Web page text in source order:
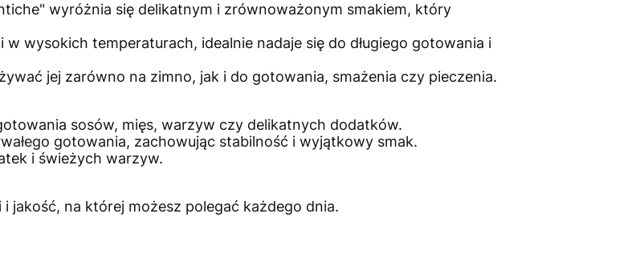
wyróżnia się delikatnym i zrównoważonym smakiem, który
wysokich temperaturach, idealnie nadaje się do długiego gotowania i
jej zarówno na zimno, jak i do gotowania, smażenia czy pieczenia.
sosów, mięs, warzyw czy delikatnych dodatków.
gotowania, zachowując stabilność i wyjątkowy smak.
i świeżych warzyw.
jakość, na której możesz polegać każdego dnia.